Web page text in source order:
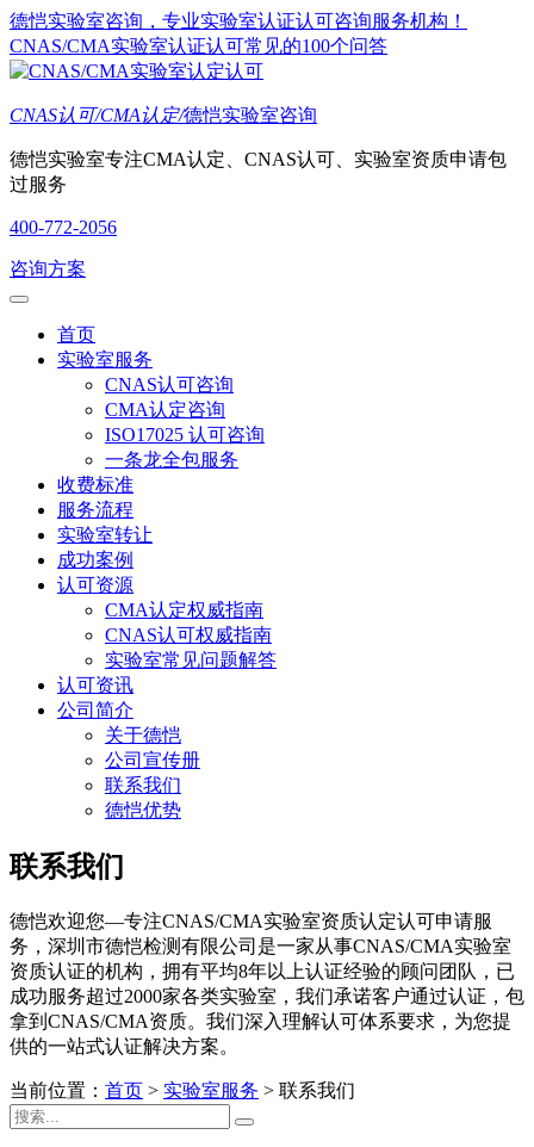
德恺实验室咨询，专业实验室认证认可咨询服务机构！
CNAS/CMA实验室认证认可常见的100个问答
CNAS认可/CMA认定/德恺实验室咨询
德恺实验室专注CMA认定、CNAS认可、实验室资质申请包
过服务
400-772-2056
咨询方案
首页
实验室服务
CNAS认可咨询
CMA认定咨询
ISO17025 认可咨询
一条龙全包服务
收费标准
服务流程
实验室转让
成功案例
认可资源
CMA认定权威指南
CNAS认可权威指南
实验室常见问题解答
认可资讯
公司简介
关于德恺
公司宣传册
联系我们
德恺优势
联系我们
德恺欢迎您—专注CNAS/CMA实验室资质认定认可申请服
务，深圳市德恺检测有限公司是一家从事CNAS/CMA实验室
资质认证的机构，拥有平均8年以上认证经验的顾问团队，已
成功服务超过2000家各类实验室，我们承诺客户通过认证，包
拿到CNAS/CMA资质。我们深入理解认可体系要求，为您提
供的一站式认证解决方案。
当前位置： 首页 > 实验室服务 > 联系我们